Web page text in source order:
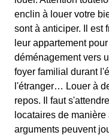
enclin à louer votre
sont à anticiper. Il est
leur appartement
déménagement vers
foyer familial durant
l'étranger… Louer à
repos. Il faut
locataires de
arguments peuvent